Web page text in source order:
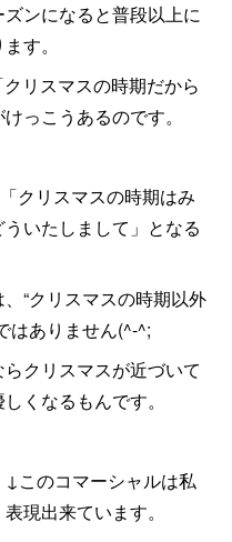
ンになると普段以上に
す。
リスマスの時期だから
っこうあるのです。
クリスマスの時期はみ
いたしまして」となる
“クリスマスの時期以外
はありません(^-^;
クリスマスが近づいて
くなるもんです。
このコマーシャルは私
現出来ています。